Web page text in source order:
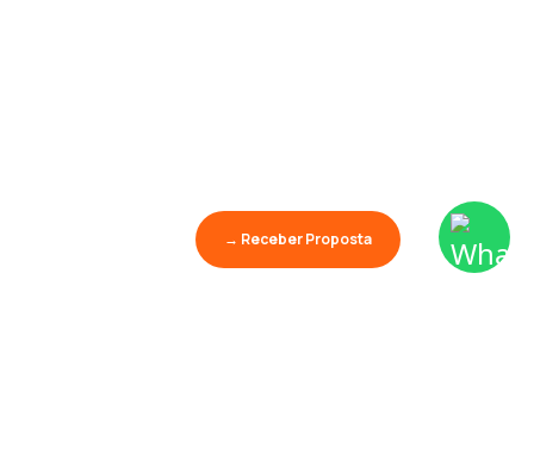
→ Receber Proposta